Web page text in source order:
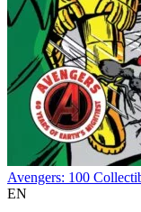
Avengers: 100
EN